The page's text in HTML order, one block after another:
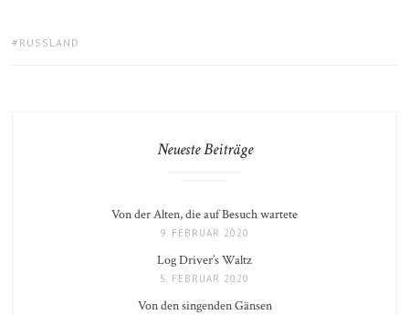
TAGS:
RUSSLAND
Neueste Beiträge
Von der Alten, die auf Besuch wartete
9. FEBRUAR 2020
Log Driver’s Waltz
5. FEBRUAR 2020
Von den singenden Gänsen